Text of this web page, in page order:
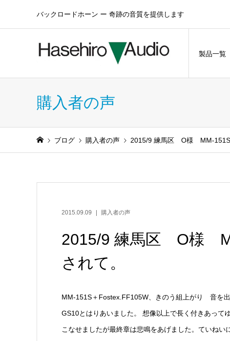
バックロードホーン ー 奇跡の音質を提供します
製品一覧
購入者の声
ブログ 購入者の声 2015/9 練馬区 O様 MM-151S
2015.09.09 購入者の声
2015/9 練馬区 O様
されて。
MM-151S＋Fostex.FF105W、きのう組上がり 音を
GS10とはりあいました。 想像以上で長く付きあって
こなせましたが最終章は悲鳴をあげました。ていね